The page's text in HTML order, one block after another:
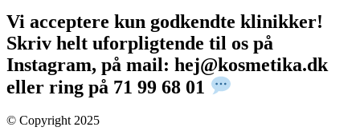
Vi acceptere kun godkendte klinikker!
Skriv helt uforpligtende til os på
Instagram, på mail: hej@kosmetika.dk
eller ring på 71 99 68 01
© Copyright 2025​